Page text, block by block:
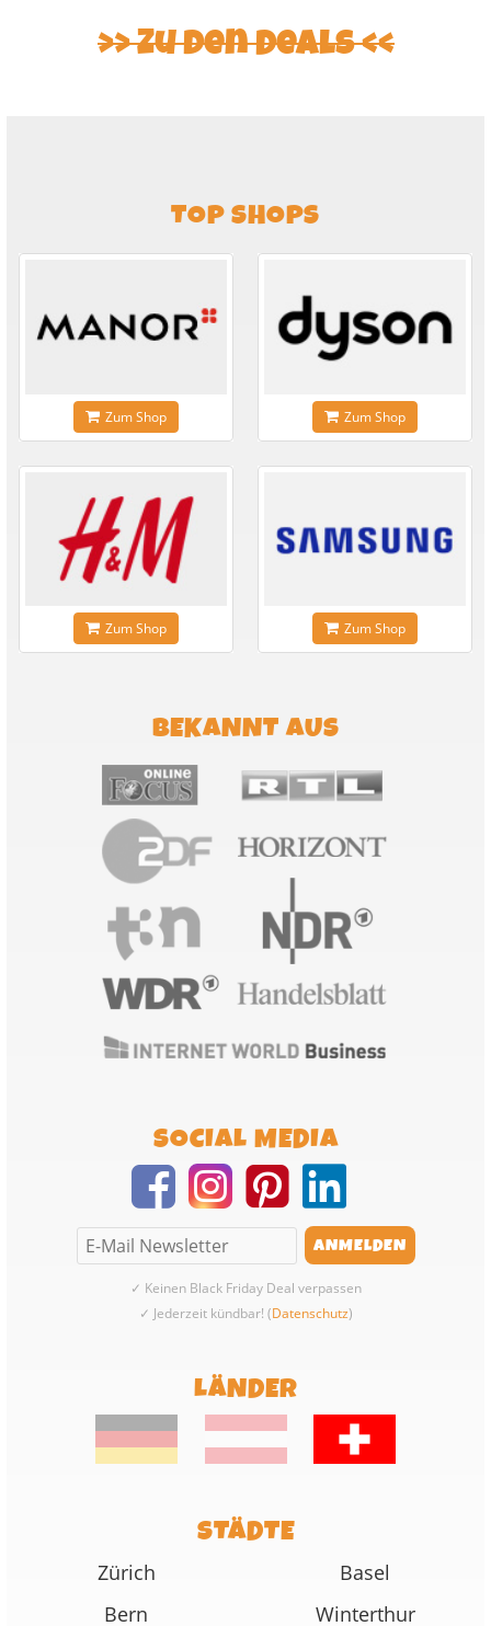
Zu den Deals
TOP SHOPS
Zum Shop Zum Shop
Zum Shop Zum Shop
BEKANNT AUS
SOCIAL MEDIA
✓ Keinen Black Friday Deal verpassen
✓ Jederzeit kündbar! (Datenschutz)
LÄNDER
STÄDTE
Zürich
Basel
Bern
Winterthur